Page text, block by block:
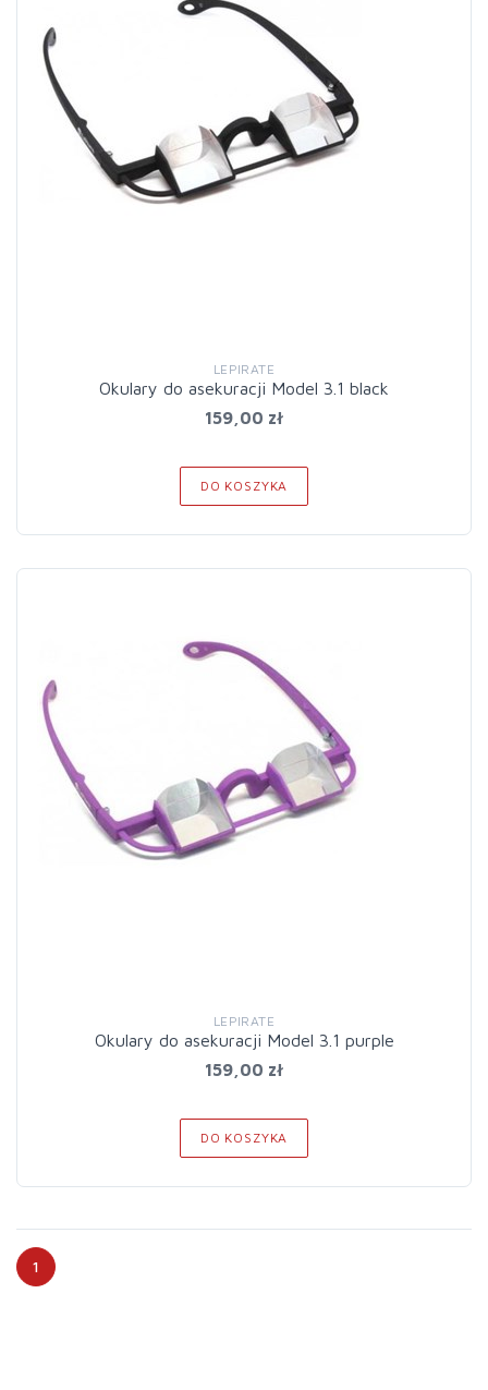
LEPIRATE
Okulary do asekuracji Model 3.1 black
159,00 zł
DO KOSZYKA
LEPIRATE
Okulary do asekuracji Model 3.1 purple
159,00 zł
DO KOSZYKA
1